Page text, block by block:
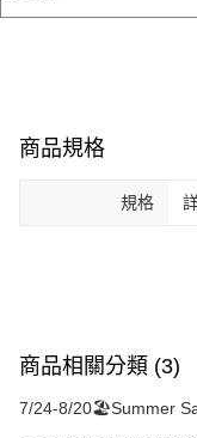
商品規格
規格
商品相關分類 (3)
7/24-8/20🏖️Summer